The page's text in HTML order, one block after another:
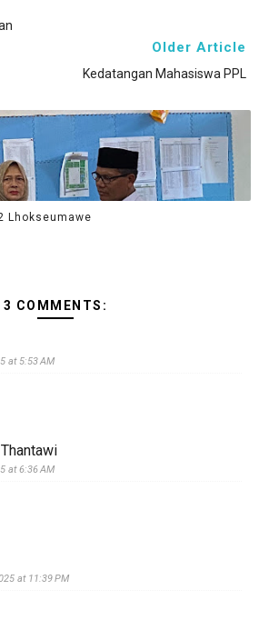
Older Article
Kedatangan Mahasiswa PPL
Lhokseumawe
3 COMMENTS:
at 5:53 AM
at 6:36 AM
at 11:39 PM